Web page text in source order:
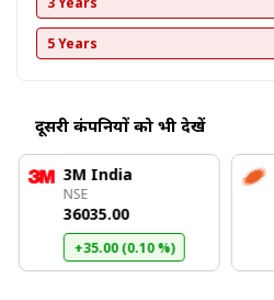
5 Years
दूसरी कंपनियों को भी देखें
3M India
NSE
₹36035.00
+35.00 (0.10 %)